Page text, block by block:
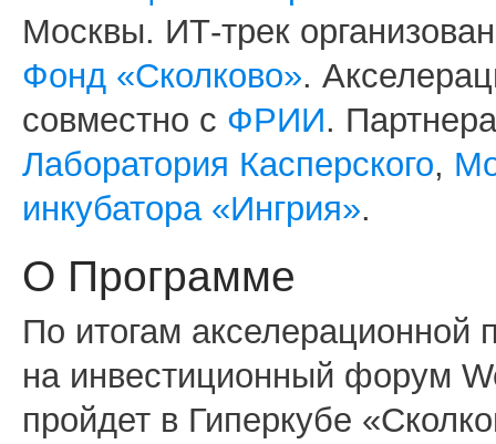
Москвы. ИТ-трек
Фонд «Сколково».
совместно с ФРИИ.
Лаборатория Касперского,
инкубатора «Ингрия».
О Программе
По итогам
на инвестиционный форум
пройдет в Гиперкубе